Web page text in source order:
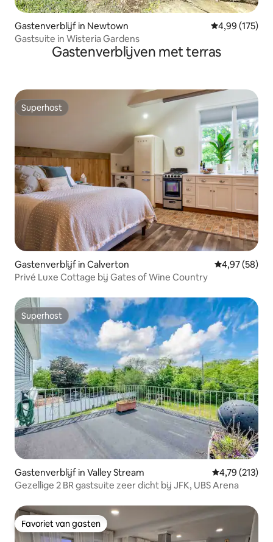
Gastenverblijf in Newtown Gemiddelde
4,99 (175)
Gastsuite in Wisteria Gardens
Gastenverblijven met terras
Superhost
Superhost
Gastenverblijf in Calverton Gemiddelde
4,97 (58)
Privé Luxe Cottage bij Gates of Wine Country
Superhost
Superhost
Gastenverblijf in Valley Stream Gemiddelde
4,79 (213)
Gezellige 2 BR gastsuite zeer dicht bij JFK, UBS Arena
Favoriet van gasten
Favoriet van gasten